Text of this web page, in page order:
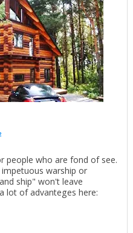
people who are fond of see.
warship or
ship" won't leave
lot of advanteges here: